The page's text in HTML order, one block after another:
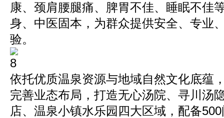
康、颈肩腰腿痛、脾胃不佳、睡眠不佳
身、中医固本，为群众提供安全、专业
验。
依托优质温泉资源与地域自然文化底蕴
完善业态布局，打造无心汤院、寻川汤
店、温泉小镇水乐园四大区域，配备